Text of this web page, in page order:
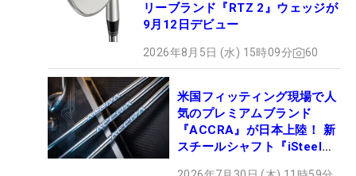
リーブランド『RTZ 2』ウェッジが
9月12日デビュー
2026年8月5日 (水) 15時09分 60
米国フィッティング現場で人
気のプレミアムブランド
『ACCRA』が日本上陸！ 新
スチールシャフト『iSteel